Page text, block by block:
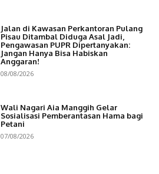
Jalan di Kawasan Perkantoran Pulang
Pisau Ditambal Diduga Asal Jadi,
Pengawasan PUPR Dipertanyakan:
Jangan Hanya Bisa Habiskan
Anggaran!
08/08/2026
Wali Nagari Aia Manggih Gelar
Sosialisasi Pemberantasan Hama bagi
Petani
07/08/2026